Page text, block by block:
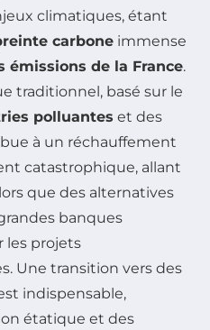
climatiques, étant
carbone immense
émissions de la France.
traditionnel, basé sur le
polluantes et des
à un réchauffement
catastrophique, allant
que des alternatives
banques
les projets
Une transition vers des
indispensable,
étatique et des